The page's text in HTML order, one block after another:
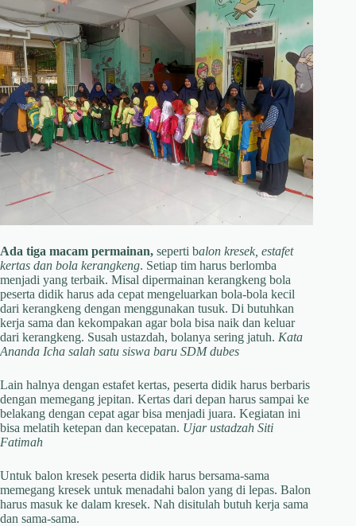
Ada tiga macam permainan, seperti balon kresek, estafet
kertas dan bola kerangkeng. Setiap tim harus berlomba
menjadi yang terbaik. Misal dipermainan kerangkeng bola
peserta didik harus ada cepat mengeluarkan bola-bola kecil
dari kerangkeng dengan menggunakan tusuk. Di butuhkan
kerja sama dan kekompakan agar bola bisa naik dan keluar
dari kerangkeng. Susah ustazdah, bolanya sering jatuh. Kata
Ananda Icha salah satu siswa baru SDM dubes
Lain halnya dengan estafet kertas, peserta didik harus berbaris
dengan memegang jepitan. Kertas dari depan harus sampai ke
belakang dengan cepat agar bisa menjadi juara. Kegiatan ini
bisa melatih ketepan dan kecepatan. Ujar ustadzah Siti
Fatimah
Untuk balon kresek peserta didik harus bersama-sama
memegang kresek untuk menadahi balon yang di lepas. Balon
harus masuk ke dalam kresek. Nah disitulah butuh kerja sama
dan sama-sama.